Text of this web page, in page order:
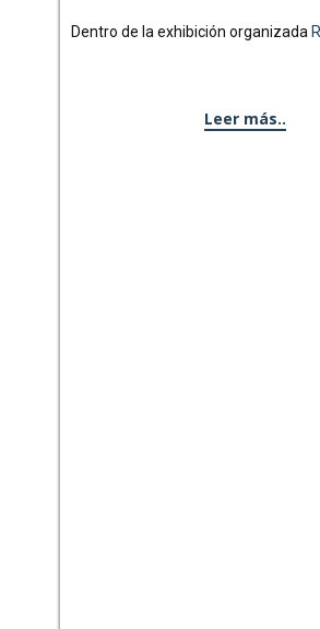
Dentro de la exhibición organizada
Leer más..